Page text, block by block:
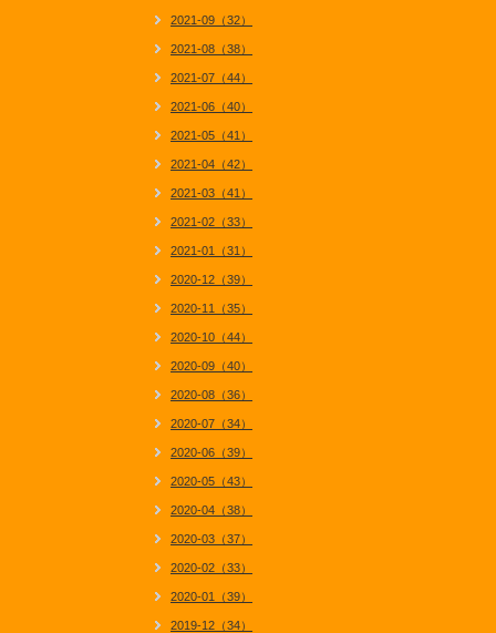
2021-09（32）
2021-08（38）
2021-07（44）
2021-06（40）
2021-05（41）
2021-04（42）
2021-03（41）
2021-02（33）
2021-01（31）
2020-12（39）
2020-11（35）
2020-10（44）
2020-09（40）
2020-08（36）
2020-07（34）
2020-06（39）
2020-05（43）
2020-04（38）
2020-03（37）
2020-02（33）
2020-01（39）
2019-12（34）